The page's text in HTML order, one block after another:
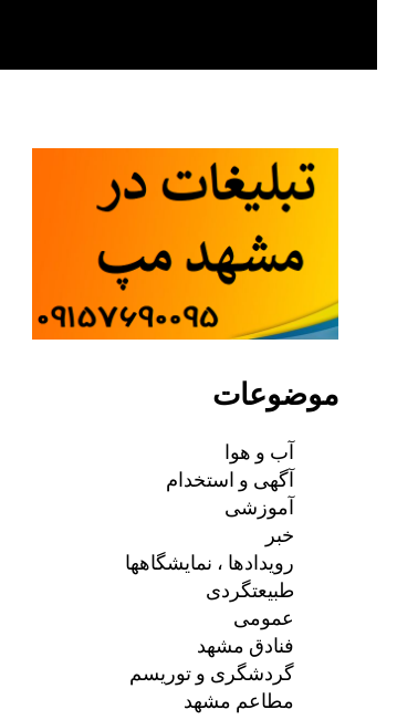
content
موضوعات
آب و هوا
آگهی و استخدام
آموزشی
خبر
رویدادها ، نمایشگاهها
طبیعتگردی
عمومی
فنادق مشهد
گردشگری و توریسم
مطاعم مشهد